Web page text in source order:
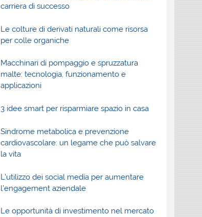
carriera di successo
Le colture di derivati naturali come risorsa
per colle organiche
Macchinari di pompaggio e spruzzatura
malte: tecnologia, funzionamento e
applicazioni
3 idee smart per risparmiare spazio in casa
Sindrome metabolica e prevenzione
cardiovascolare: un legame che può salvare
la vita
L’utilizzo dei social media per aumentare
l’engagement aziendale
Le opportunità di investimento nel mercato